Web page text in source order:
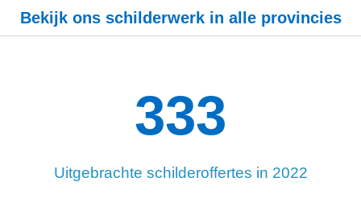
Bekijk ons schilderwerk in alle provincies
Uitgebrachte schilderoffertes in 2022
334